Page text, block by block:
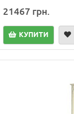
21467 грн.
КУПИТИ